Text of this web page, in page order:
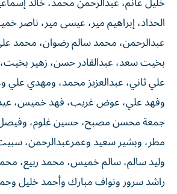
الحداد، إبراهيم مير، عيسى مير، ناصر
عبدالرحمن، محمد سالم رضوان، محمد
بخيت سعد، عبدالقادر حسن، زهير
علي ثاني، عبدالعزيز محمد، ومهدي علي
وفهد علي، عوض غريب، فهد خميس،
جمعة محسن مصبح، حسين غلوم،
مطر، وبشير سعيد وعمرعبدالرحمن،
وليد سالم، سالم خميس، محمد ربيع،
راشد سرور ونواف مبارك وأحمد خليل